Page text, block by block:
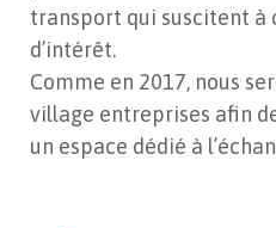
transport qui suscitent à
d’intérêt.
Comme en 2017, nous
village entreprises afin
un espace dédié à